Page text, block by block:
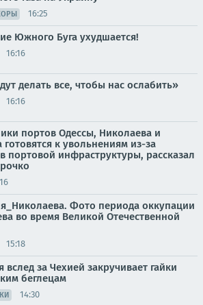
16:25
Южного Буга ухудшается!
16:16
делать все, чтобы нас ослабить»
16:16
портов Одессы, Николаева и
готовятся к увольнениям из-за
портовой инфраструктуры, рассказал
Фото периода оккупации
во время Великой Отечественной
15:18
вслед за Чехией закручивает гайки
беглецам
14:30